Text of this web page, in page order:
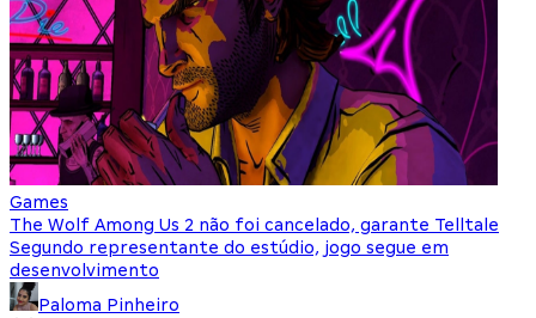
Games
The Wolf Among Us 2 não foi cancelado, garante Telltale
Segundo representante do estúdio, jogo segue em
desenvolvimento
Paloma Pinheiro